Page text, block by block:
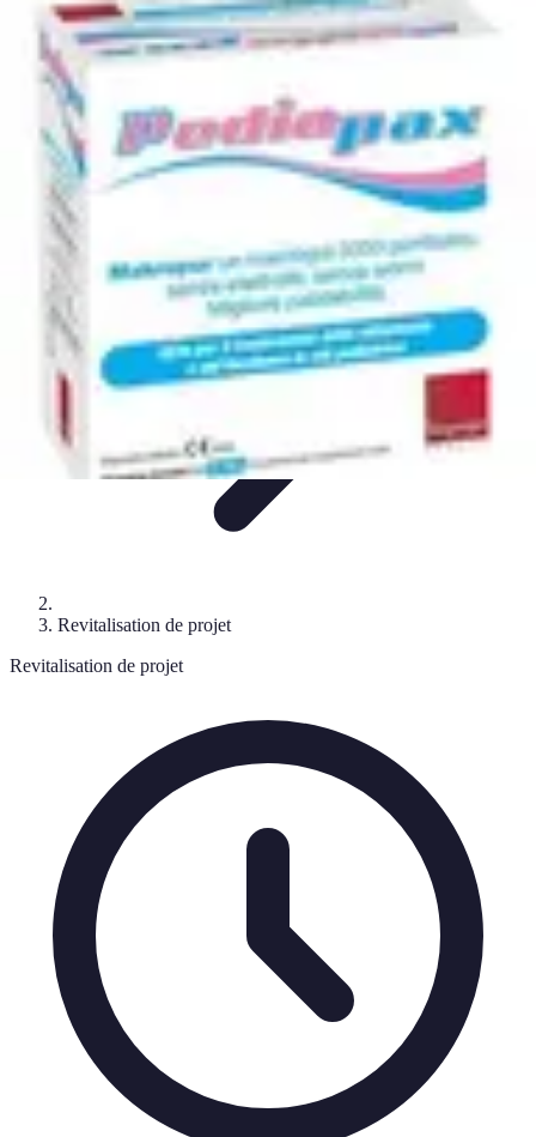
Projets Matures
Gestion de projetGestion des Parties PrenantesGestion de
projetsGestion de ProjetComparatifs
Projets Matures
Revitalisation de projet
Revitalisation de projet